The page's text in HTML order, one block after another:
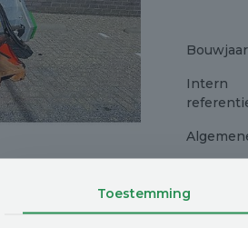
Bouwjaar
Intern
Optische
Toestemming